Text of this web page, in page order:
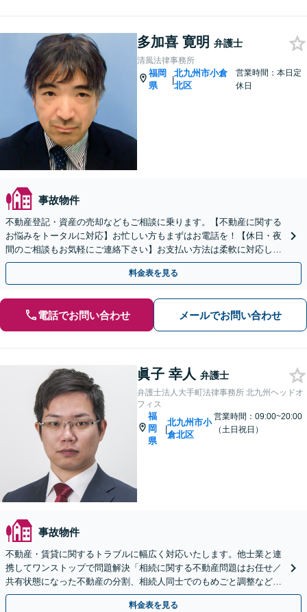
多加喜 寛明 弁護士
清風法律事務所
福岡
県
|
北九州市小倉
北区
営業時間：本日定
休日
事故物件
不動産登記・資産の売却などもご相談に乗ります。【不動産に関する
お悩みをトータルに対応】お忙しい方もまずはお電話を！【休日・夜
間のご相談もお気軽にご連絡下さい】お支払い方法は柔軟に対応しま
す【ご依頼者様のご負担、実質0円／完全成功報酬制あり】
料金表を見る
電話でお問い合わせ メールでお問い合わせ
眞子 幸人 弁護士
弁護士法人大手町法律事務所 北九州ヘッドオ
フィス
福
岡
県
|
北九州市小
倉北区
営業時間：09:00~20:00
（土日祝日）
事故物件
不動産・賃貸に関するトラブルに幅広く対応いたします。他士業と連
携してワンストップで問題解決「相続に関する不動産問題はお任せ／
共有状態になった不動産の分割、相続人同士でのもめごと調整など」
オーナーさまもご相談ください【休日・夜間相談可】
料金表を見る